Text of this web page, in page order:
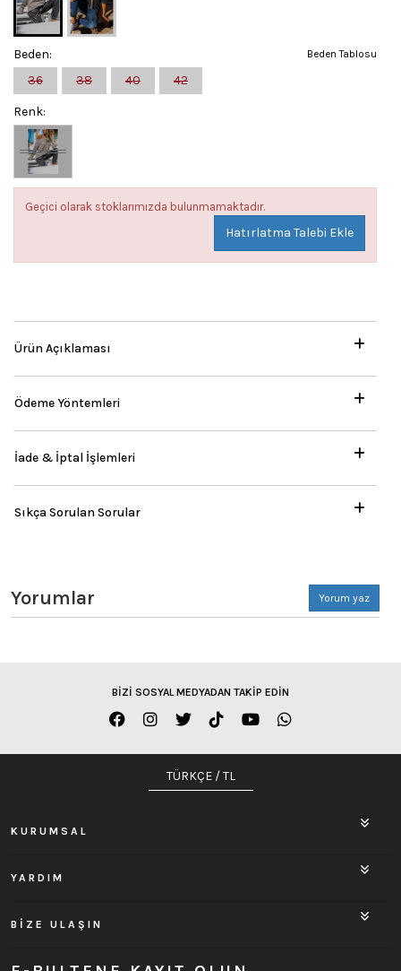
Beden Tablosu
Beden:
36
38 40 42
Renk:
Geçici olarak stoklarımızda bulunmamaktadır.
Hatırlatma Talebi Ekle
Ürün Açıklaması
Ödeme Yöntemleri
İade & İptal İşlemleri
Sıkça Sorulan Sorular
Yorumlar Yorum yaz
BİZİ SOSYAL MEDYADAN TAKİP EDİN
TÜRKÇE / TL
KURUMSAL
YARDIM
BİZE ULAŞIN